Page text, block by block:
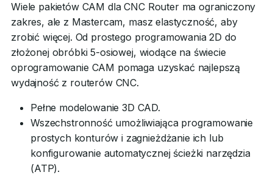
Wiele pakietów CAM dla CNC Router ma ograniczony
zakres, ale z Mastercam, masz elastyczność, aby
zrobić więcej. Od prostego programowania 2D do
złożonej obróbki 5-osiowej, wiodące na świecie
oprogramowanie CAM pomaga uzyskać najlepszą
wydajność z routerów CNC.
Pełne modelowanie 3D CAD.
Wszechstronność umożliwiająca programowanie
prostych konturów i zagnieżdżanie ich lub
konfigurowanie automatycznej ścieżki narzędzia
(ATP).